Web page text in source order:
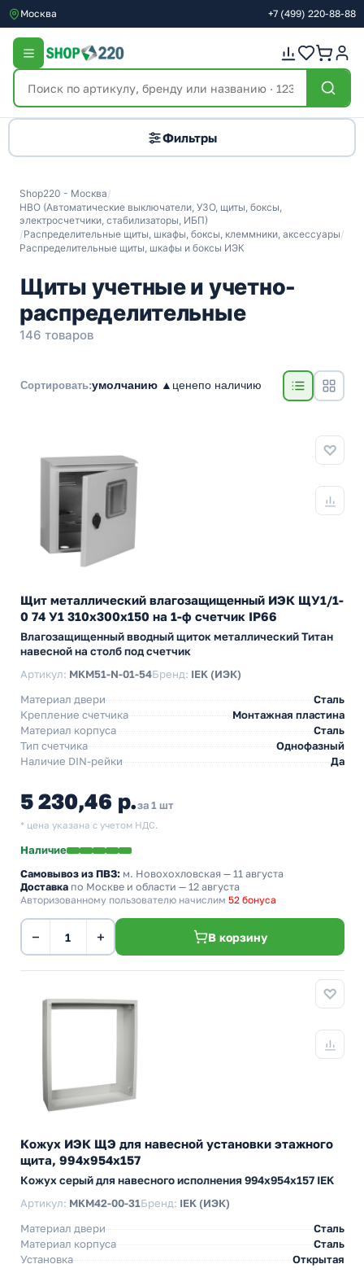
Москва +7 (499) 220-88-88
Фильтры
Shop220 - Москва/
НВО (Автоматические выключатели, УЗО, щиты, боксы,
электросчетчики, стабилизаторы, ИБП)
/Распределительные щиты, шкафы, боксы, клеммники, аксессуары/
Распределительные щиты, шкафы и боксы ИЭК
Щиты учетные и учетно-
распределительные
146 товаров
Сортировать:умолчанию ▲ ценепо наличию
Щит металлический влагозащищенный ИЭК ЩУ1/1-
0 74 У1 310х300х150 на 1-ф счетчик IP66
Влагозащищенный вводный щиток металлический Титан
навесной на столб под счетчик
Артикул: MKM51-N-01-54Бренд: IEK (ИЭК)
Материал двери
Сталь
Крепление счетчика
Монтажная пластина
Материал корпуса
Сталь
Тип счетчика
Однофазный
Наличие DIN-рейки
Да
5 230,46 р.за 1 шт
* цена указана с учетом НДС.
Наличие
Самовывоз из ПВЗ: м. Новохохловская — 11 августа
Доставка по Москве и области — 12 августа
Авторизованному пользователю начислим 52 бонуса
− + В корзину
Кожух ИЭК ЩЭ для навесной установки этажного
щита, 994х954х157
Кожух серый для навесного исполнения 994x954x157 IEK
Артикул: MKM42-00-31Бренд: IEK (ИЭК)
Материал двери
Сталь
Материал корпуса
Сталь
Установка
Открытая